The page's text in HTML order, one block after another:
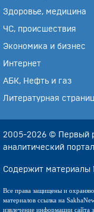
Здоровье, медицина
ЧС, происшествия
Экономика и бизнес
Интернет
АБК, Нефть и газ
Литературная
2005-2026 © Первый
аналитический
Содержит материалы
Все права защищены и
материалов ссылка на
извлечение информации сайта